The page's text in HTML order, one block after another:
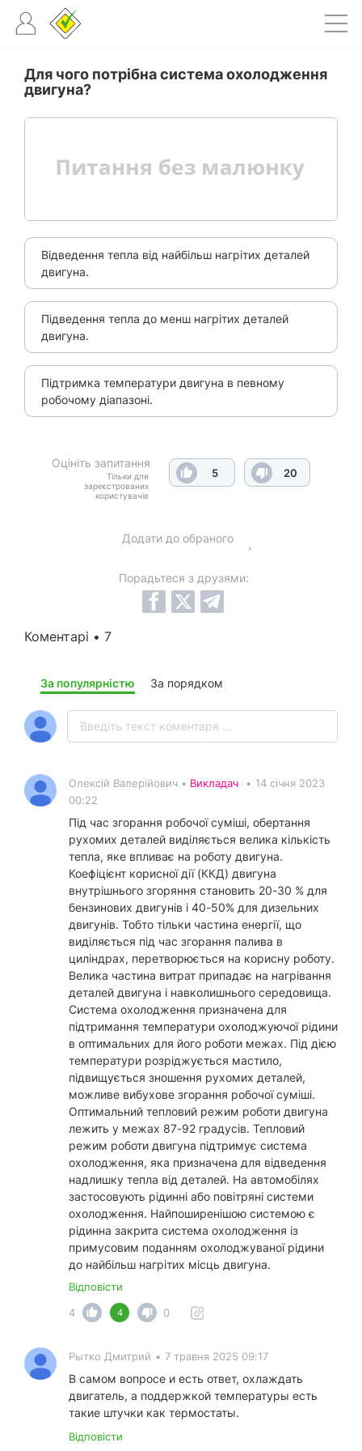
Для чого потрібна система охолодження
двигуна?
Відведення тепла від найбільш нагрітих деталей
двигуна.
Підведення тепла до менш нагрітих деталей
двигуна.
Підтримка температури двигуна в певному
робочому діапазоні.
Оцініть запитання
Тільки для
зареєстрованих
користувачів
5 20
Додати до обраного
Порадьтеся з друзями:
Коментарі • 7
За популярністю За порядком
Олексій Валерійович • Викладач • 14 січня 2023
00:22
Під час згорання робочої суміші, обертання
рухомих деталей виділяється велика кількість
тепла, яке впливає на роботу двигуна.
Коефіцієнт корисної дії (ККД) двигуна
внутрішнього згоряння становить 20-30 % для
бензинових двигунів і 40-50% для дизельних
двигунів. Тобто тільки частина енергії, що
виділяється під час згорання палива в
циліндрах, перетворюється на корисну роботу.
Велика частина витрат припадає на нагрівання
деталей двигуна і навколишнього середовища.
Система охолодження призначена для
підтримання температури охолоджуючої рідини
в оптимальних для його роботи межах. Під дією
температури розріджується мастило,
підвищується зношення рухомих деталей,
можливе вибухове згорання робочої суміші.
Оптимальний тепловий режим роботи двигуна
лежить у межах 87-92 градусів. Тепловий
режим роботи двигуна підтримує система
охолодження, яка призначена для відведення
надлишку тепла від деталей. На автомобілях
застосовують рідинні або повітряні системи
охолодження. Найпоширенішою системою є
рідинна закрита система охолодження із
примусовим поданням охолоджуваної рідини
до найбільш нагрітих місць двигуна.
Відповісти
4
4 0
Рытко Дмитрий • 7 травня 2025 09:17
В самом вопросе и есть ответ, охлаждать
двигатель, а поддержкой температуры есть
такие штучки как термостаты.
Відповісти